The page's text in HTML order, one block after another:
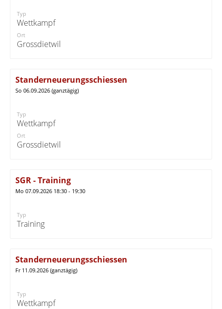
Typ
Wettkampf
Ort
Grossdietwil
Standerneuerungsschiessen
So 06.09.2026 (ganztägig)
Typ
Wettkampf
Ort
Grossdietwil
SGR - Training
Mo 07.09.2026 18:30 - 19:30
Typ
Training
Standerneuerungsschiessen
Fr 11.09.2026 (ganztägig)
Typ
Wettkampf